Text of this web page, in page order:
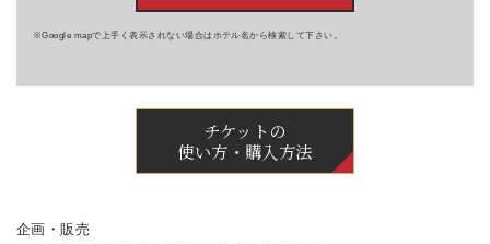
※Google mapで上手く表示されない場合はホテル名から検索して下さい。
チケットの
使い方・購入方法
企画・販売